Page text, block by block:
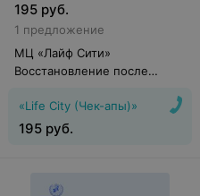
195 руб.
1 предложение
МЦ «Лайф Сити»
Восстановление после
«Life City (Чек-апы)»
195 руб.